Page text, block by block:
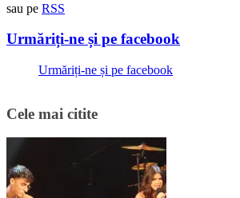
sau pe RSS
Urmăriți-ne și pe facebook
Urmăriți-ne și pe facebook
Cele mai citite